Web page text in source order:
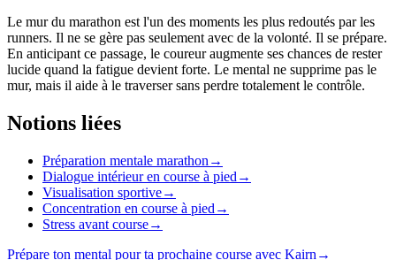
Le mur du marathon est l'un des moments les plus redoutés par les
runners. Il ne se gère pas seulement avec de la volonté. Il se prépare.
En anticipant ce passage, le coureur augmente ses chances de rester
lucide quand la fatigue devient forte. Le mental ne supprime pas le
mur, mais il aide à le traverser sans perdre totalement le contrôle.
Notions liées
Préparation mentale marathon →
Dialogue intérieur en course à pied →
Visualisation sportive→
Concentration en course à pied →
Stress avant course→
Prépare ton mental pour ta prochaine course avec Kairn →